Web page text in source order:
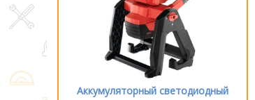
Аккумуляторный светодиодный